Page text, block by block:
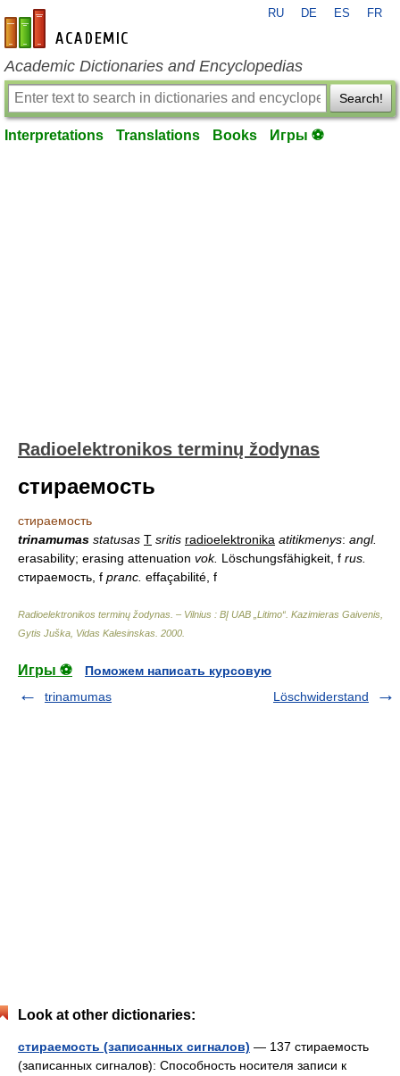
en-academic.com
RU DE ES FR
Academic Dictionaries and Encyclopedias
Search!
Interpretations Translations Books Игры ⚽
Radioelektronikos terminų žodynas
стираемость
стираемость
trinamumas statusas T sritis radioelektronika atitikmenys: angl.
erasability; erasing attenuation vok. Löschungsfähigkeit, f rus.
стираемость, f pranc. effaçabilité, f
Radioelektronikos terminų žodynas. – Vilnius : BĮ UAB „Litimo“ Kazimieras Gaivenis,
Gytis Juška, Vidas Kalesinskas 2000
Игры ⚽
Поможем написать курсовую
trinamumas
Löschwiderstand
Look at other dictionaries:
стираемость (записанных сигналов) — 137 стираемость
(записанных сигналов): Способность носителя записи к